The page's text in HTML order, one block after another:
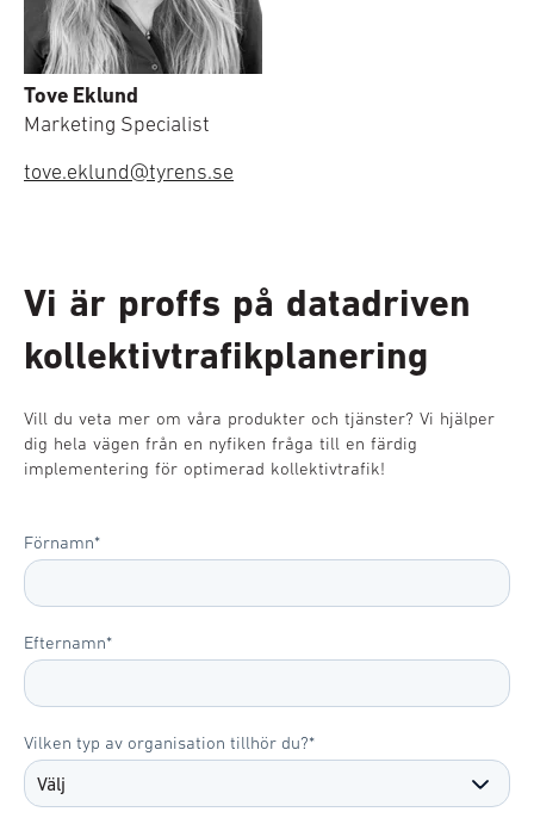
Tove Eklund
Marketing Specialist
tove.eklund@tyrens.se
Vi är proffs på datadriven
kollektivtrafikplanering
Vill du veta mer om våra produkter och tjänster? Vi hjälper
dig hela vägen från en nyfiken fråga till en färdig
implementering för optimerad kollektivtrafik!
Förnamn*
Efternamn*
Vilken typ av organisation tillhör du?*